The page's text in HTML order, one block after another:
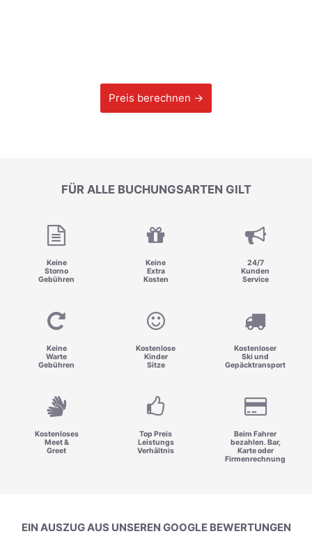
Preis berechnen →
FÜR ALLE BUCHUNGSARTEN GILT
Keine
Storno
Gebühren
Keine
Extra
Kosten
24/7
Kunden
Service
Keine
Warte
Gebühren
Kostenlose
Kinder
Sitze
Kostenloser
Ski und
Gepäcktransport
Kostenloses
Meet &
Greet
Top Preis
Leistungs
Verhältnis
Beim Fahrer
bezahlen. Bar,
Karte oder
Firmenrechnung
EIN AUSZUG AUS UNSEREN GOOGLE BEWERTUNGEN